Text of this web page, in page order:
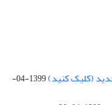
(کلیک کنید)
1399-04-